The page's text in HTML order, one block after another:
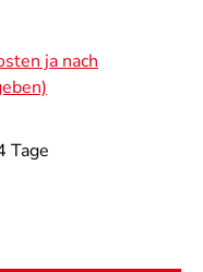
ja nach
Tage